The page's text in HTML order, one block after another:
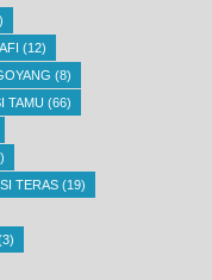
(12)
(8)
TAMU (66)
TERAS (19)